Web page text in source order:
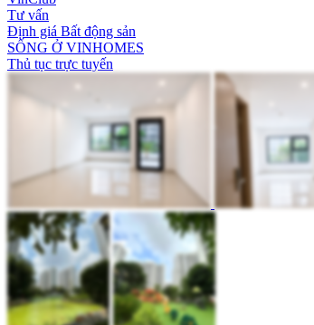
Tư vấn
Định giá Bất động sản
SỐNG Ở VINHOMES
Thủ tục trực tuyến